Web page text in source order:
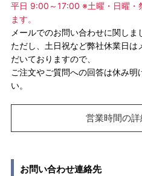
平日 9:00～17:00 ※土曜・日曜・
ます。
メールでのお問い合わせに関しま
ただし、土日祝など弊社休業日
だいておりますので、
ご注文やご質問への回答は休み明
い。
営業時間の
お問い合わせ連絡先